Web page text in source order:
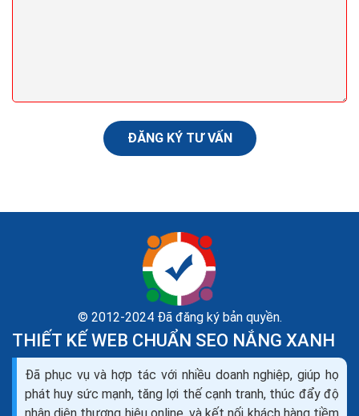
các công ty seo
Theo như Wikipedia, SEO là tối ưu hóa công cụ tìm
ĐĂNG KÝ TƯ VẤN
© 2012-2024 Đã đăng ký bản quyền.
THIẾT KẾ WEB CHUẨN SEO NẮNG XANH
Đã phục vụ và hợp tác với nhiều doanh nghiệp, giúp họ
phát huy sức mạnh, tăng lợi thế cạnh tranh, thúc đẩy độ
nhận diện thương hiệu online, và kết nối khách hàng tiềm